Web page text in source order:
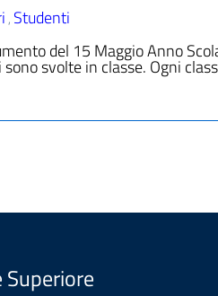
, Studenti
del 15 Maggio Anno
svolte in classe. Ogni